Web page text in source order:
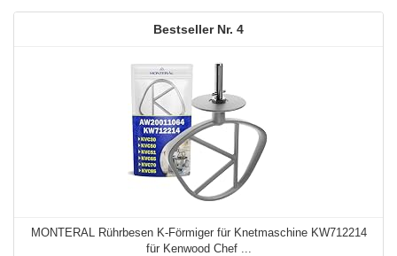
4
MONTERAL Rührbesen K-Förmiger für Knetmaschine KW712214
für Kenwood Chef ...